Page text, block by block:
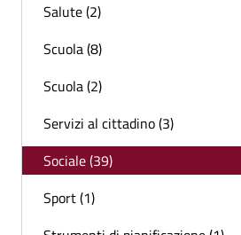
Salute (2)
Scuola (8)
Scuola (2)
Servizi al cittadino (3)
Sociale (39)
Sport (1)